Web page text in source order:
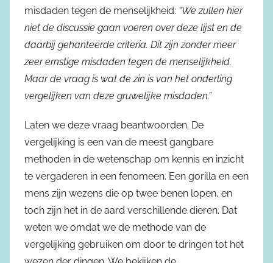
misdaden tegen de menselijkheid: “We zullen hier
niet de discussie gaan voeren over deze lijst en de
daarbij gehanteerde criteria. Dit zijn zonder meer
zeer ernstige misdaden tegen de menselijkheid.
Maar de vraag is wat de zin is van het onderling
vergelijken van deze gruwelijke misdaden.”
Laten we deze vraag beantwoorden. De
vergelijking is een van de meest gangbare
methoden in de wetenschap om kennis en inzicht
te vergaderen in een fenomeen. Een gorilla en een
mens zijn wezens die op twee benen lopen, en
toch zijn het in de aard verschillende dieren. Dat
weten we omdat we de methode van de
vergelijking gebruiken om door te dringen tot het